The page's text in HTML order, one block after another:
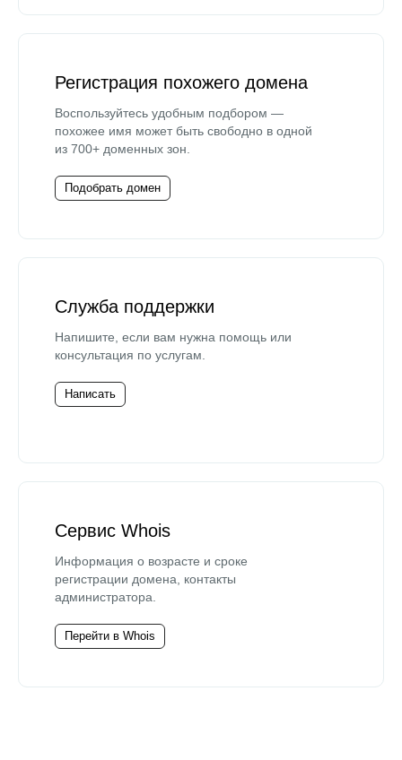
Регистрация похожего домена
Воспользуйтесь удобным подбором —
похожее имя может быть свободно в одной
из 700+ доменных зон.
Подобрать домен
Служба поддержки
Напишите, если вам нужна помощь или
консультация по услугам.
Написать
Сервис Whois
Информация о возрасте и сроке
регистрации домена, контакты
администратора.
Перейти в Whois